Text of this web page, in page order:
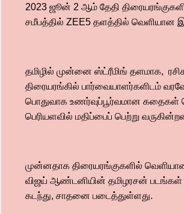
2023 ஜூன் 2 ஆம் தேதி
சமீபத்தில் ZEE5 தளத்தில் வெளியான
தமிழில் முன்னை ஸ்ட்ரீமிங் தளமாக,
திரையரங்கில் பார்வையாளர்களிடம்
பொதுவாக உணர்வுப்பூர்வமான கதைகள்
பெரியளவில் மதிப்பைப் பெற்று
முன்னதாக திரையரங்குகளில்
விஜய் ஆண்டனியின் தமிழரசன் படங்கள்
கடந்து, சாதனை படைத்துள்ளது.